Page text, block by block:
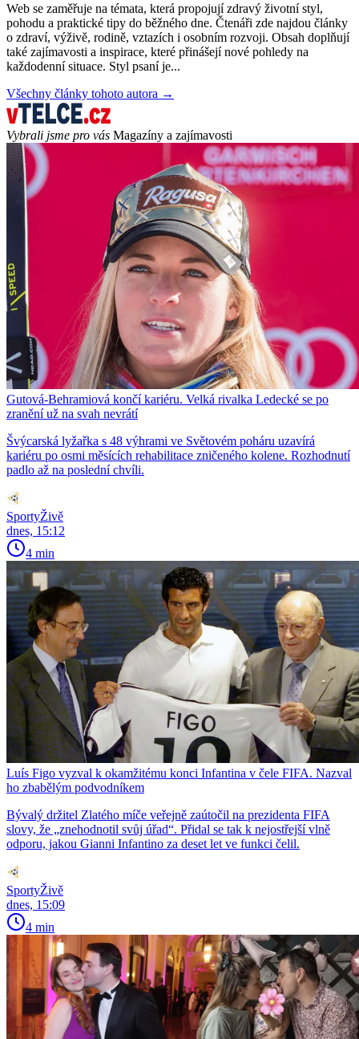
Web se zaměřuje na témata, která propojují zdravý životní styl,
pohodu a praktické tipy do běžného dne. Čtenáři zde najdou články
o zdraví, výživě, rodině, vztazích i osobním rozvoji. Obsah doplňují
také zajímavosti a inspirace, které přinášejí nové pohledy na
každodenní situace. Styl psaní je...
Všechny články tohoto autora →
Vybrali jsme pro vás Magazíny a zajímavosti
Gutová-Behramiová končí kariéru. Velká rivalka Ledecké se po
zranění už na svah nevrátí
Švýcarská lyžařka s 48 výhrami ve Světovém poháru uzavírá
kariéru po osmi měsících rehabilitace zničeného kolene. Rozhodnutí
padlo až na poslední chvíli.
SportyŽivě
dnes, 15:12
4 min
Luís Figo vyzval k okamžitému konci Infantina v čele FIFA. Nazval
ho zbabělým podvodníkem
Bývalý držitel Zlatého míče veřejně zaútočil na prezidenta FIFA
slovy, že „znehodnotil svůj úřad“. Přidal se tak k nejostřejší vlně
odporu, jakou Gianni Infantino za deset let ve funkci čelil.
SportyŽivě
dnes, 15:09
4 min